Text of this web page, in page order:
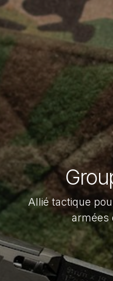
Allié tactique
armées